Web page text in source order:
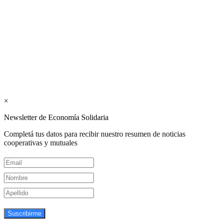
×
Newsletter de Economía Solidaria
Completá tus datos para recibir nuestro resumen de noticias
cooperativas y mutuales
Suscribirme